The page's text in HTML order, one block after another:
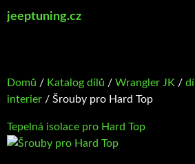
jeeptuning.cz
Domů / Katalog dílů / Wrangler JK /
interier / Šrouby pro Hard Top
Tepelná isolace pro Hard Top